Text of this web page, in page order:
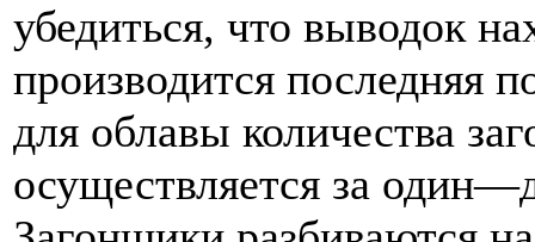
убедиться, что выводок
производится последняя
для облавы количества
осуществляется за